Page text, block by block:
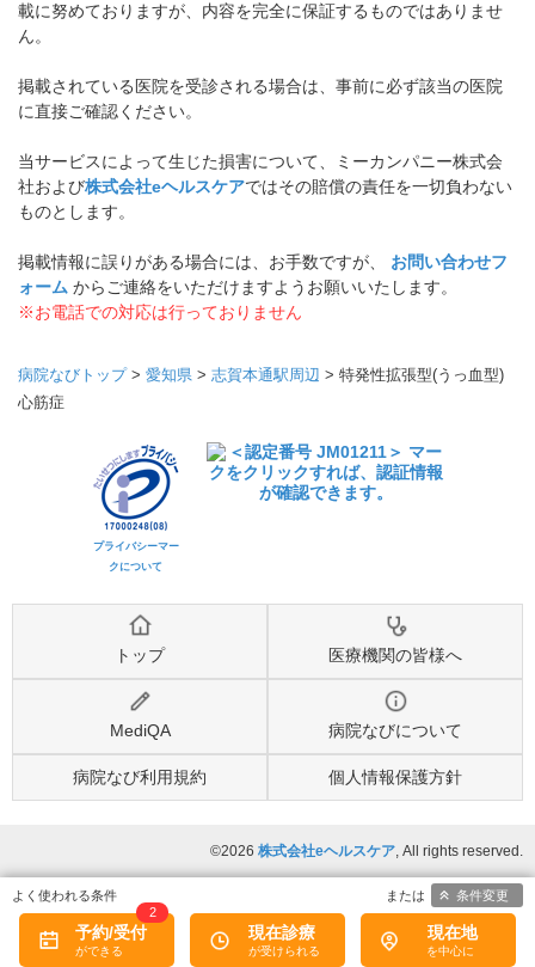
載に努めておりますが、内容を完全に保証するものではありませ
ん。
掲載されている医院を受診される場合は、事前に必ず該当の医院
に直接ご確認ください。
当サービスによって生じた損害について、ミーカンパニー株式会
社および株式会社eヘルスケアではその賠償の責任を一切負わない
ものとします。
掲載情報に誤りがある場合には、お手数ですが、 お問い合わせフ
ォーム からご連絡をいただけますようお願いいたします。
※お電話での対応は行っておりません
病院なびトップ> 愛知県 > 志賀本通駅周辺 > 特発性拡張型(うっ血型)
心筋症
プライバシーマー
クについて
トップ 医療機関の皆様へ
MediQA 病院なびについて
病院なび利用規約 個人情報保護方針
©2026 株式会社eヘルスケア, All rights reserved.
予約/受付
2
現在診療 現在地
条件変更